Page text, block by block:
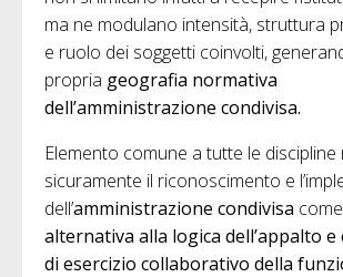
ma ne modulano intensità, struttura
e ruolo dei soggetti coinvolti,
propria geografia normativa
dell’amministrazione condivisa.
Elemento comune a tutte le discipline
sicuramente il riconoscimento e
dell’amministrazione condivisa come
alternativa alla logica dell’appalto
di esercizio collaborativo della